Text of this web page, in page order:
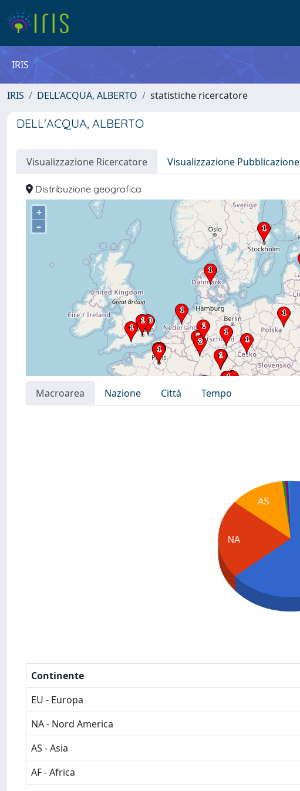
IRIS
IRIS DELL'ACQUA, ALBERTO statistiche ricercatore
DELL'ACQUA, ALBERTO
Visualizzazione Ricercatore Visualizzazione Pubblicazione
Distribuzione geografica
+
–
Macroarea Nazione Città
Tempo
AS
NA
Continente
EU - Europa
NA - Nord America
AS - Asia
AF - Africa